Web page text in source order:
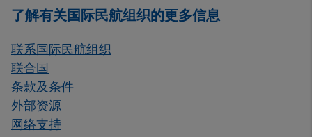
了解有关国际民航组织的更多信息
联系国际民航组织
联合国
条款及条件
外部资源
网络支持